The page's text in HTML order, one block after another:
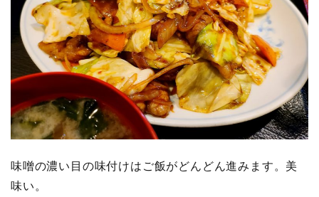
味噌の濃い目の味付けはご飯がどんどん進みます。美
味い。